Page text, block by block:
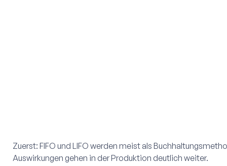
Zuerst: FIFO und LIFO werden meist als
Auswirkungen gehen in der Produktion deutlich weiter.